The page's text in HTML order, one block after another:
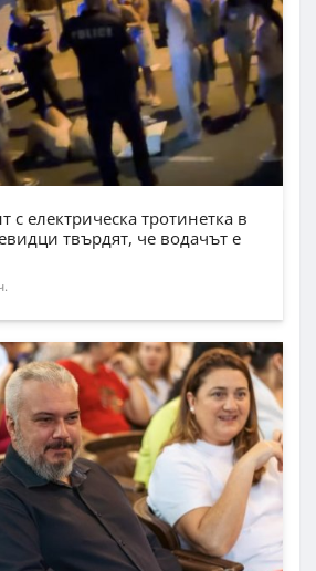
с електрическа тротинетка в
твърдят, че водачът е